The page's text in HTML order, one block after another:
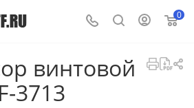
0
винтовой
3713